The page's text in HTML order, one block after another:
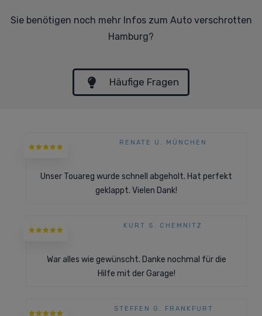
Sie benötigen noch mehr Infos zum Auto verschrotten
Hamburg?
Häufige Fragen
RENATE U. MÜNCHEN
Unser Touareg wurde schnell abgeholt. Hat perfekt
geklappt. Vielen Dank!
KURT S. CHEMNITZ
War alles wie gewünscht. Danke nochmal für die
Hilfe mit der Garage!
STEFFEN G. FRANKFURT